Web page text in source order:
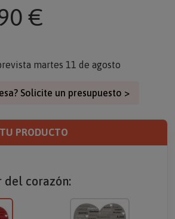
€
martes 11 de agosto
Solicite un presupuesto >
PRODUCTO
del corazón: